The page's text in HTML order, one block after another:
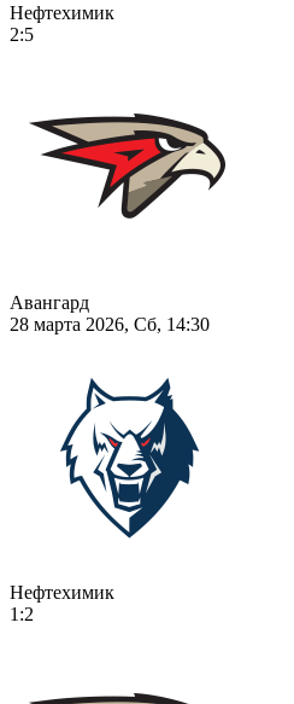
Нефтехимик
2:5
Авангард
28 марта 2026, Сб, 14:30
Нефтехимик
1:2